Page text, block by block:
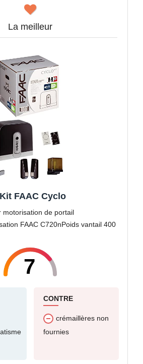
La meilleur
Kit FAAC Cyclo
motorisation de portail
FAAC C720nPoids vantail 400
7
CONTRE
crémaillères non
fournies